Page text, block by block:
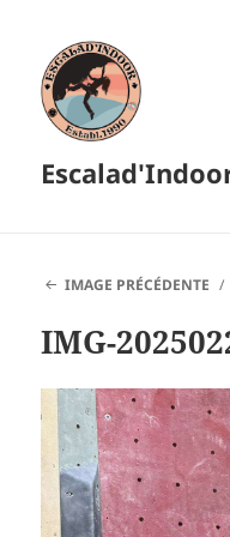
IMAGE PRÉCÉDENTE
IMG-